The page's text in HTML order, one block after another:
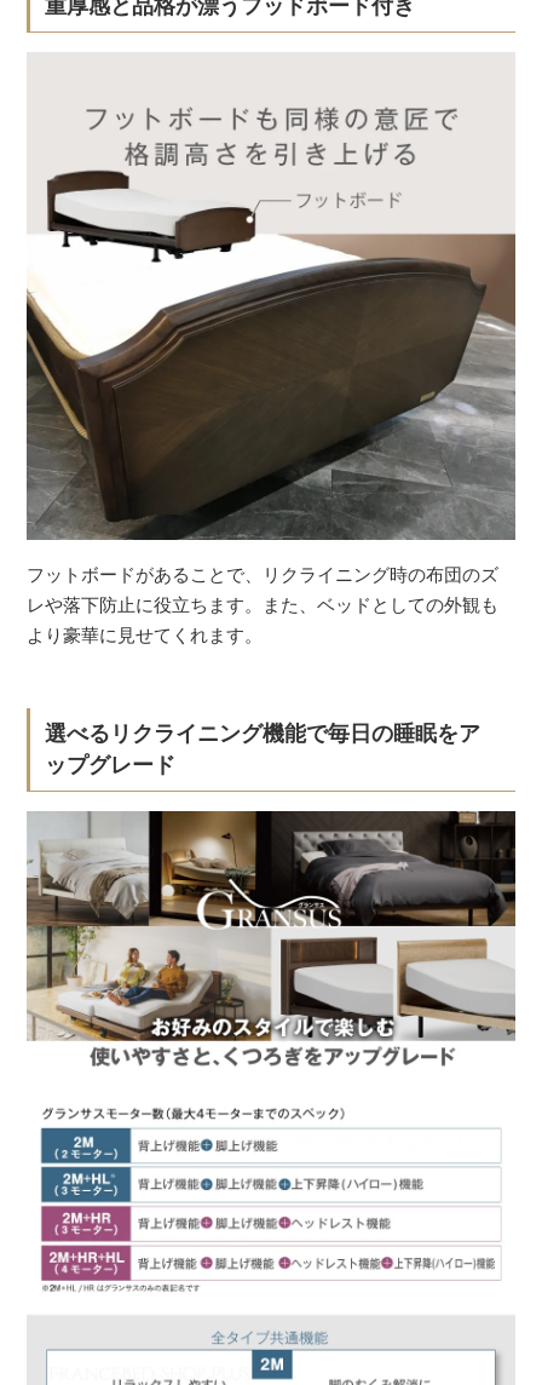
重厚感と品格が漂うフッドボード付き
フットボードがあることで、リクライニング時の布団のズ
レや落下防止に役立ちます。また、ベッドとしての外観も
より豪華に見せてくれます。
選べるリクライニング機能で毎日の睡眠をア
ップグレード